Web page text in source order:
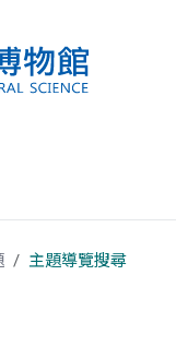
主題導覽搜尋